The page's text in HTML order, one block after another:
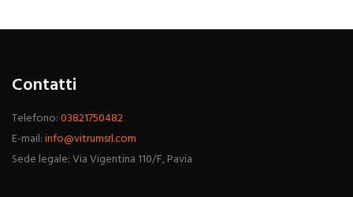
Contatti
Telefono:03821750482
E-mail:info@vitrumsrl.com
Sede legale: Via Vigentina 110/F, Pavia